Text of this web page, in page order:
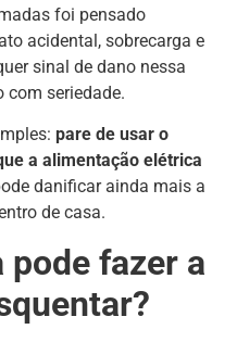
foi pensado
acidental, sobrecarga e
sinal de dano nessa
com seriedade.
pare de usar o
a alimentação elétrica
danificar ainda mais a
de casa.
pode fazer a